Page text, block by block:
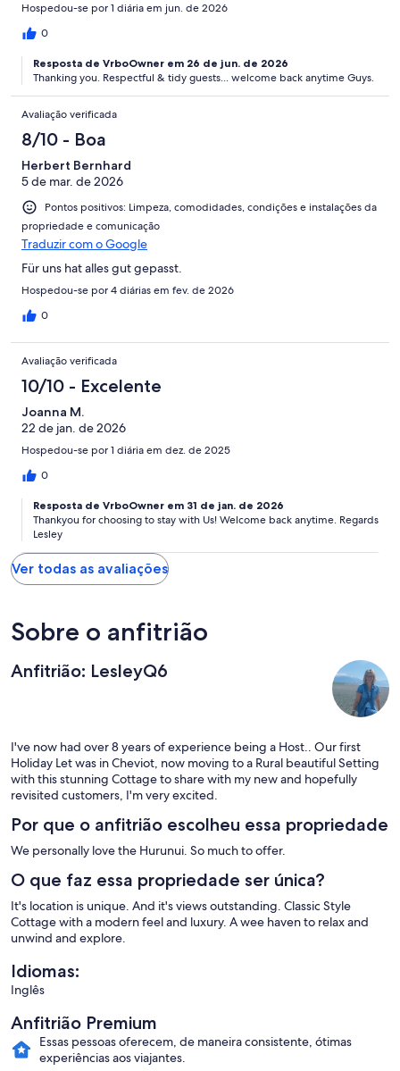
Hospedou-se por 1 diária em jun. de 2026
0
Resposta de VrboOwner em 26 de jun. de 2026
Thanking you. Respectful & tidy guests... welcome back anytime Guys.
Avaliação verificada
8/10 - Boa
Herbert Bernhard
5 de mar. de 2026
Pontos positivos: Limpeza, comodidades, condições e instalações da
propriedade e comunicação
Traduzir com o Google
Für uns hat alles gut gepasst.
Hospedou-se por 4 diárias em fev. de 2026
0
Avaliação verificada
10/10 - Excelente
Joanna M.
22 de jan. de 2026
Hospedou-se por 1 diária em dez. de 2025
0
Resposta de VrboOwner em 31 de jan. de 2026
Thankyou for choosing to stay with Us! Welcome back anytime. Regards
Lesley
Ver todas as avaliações
Sobre o anfitrião
Anfitrião: LesleyQ6
I've now had over 8 years of experience being a Host.. Our first
Holiday Let was in Cheviot, now moving to a Rural beautiful Setting
with this stunning Cottage to share with my new and hopefully
revisited customers, I'm very excited.
Por que o anfitrião escolheu essa propriedade
We personally love the Hurunui. So much to offer.
O que faz essa propriedade ser única?
It's location is unique. And it's views outstanding. Classic Style
Cottage with a modern feel and luxury. A wee haven to relax and
unwind and explore.
Idiomas:
Inglês
Anfitrião Premium
Essas pessoas oferecem, de maneira consistente, ótimas
experiências aos viajantes.